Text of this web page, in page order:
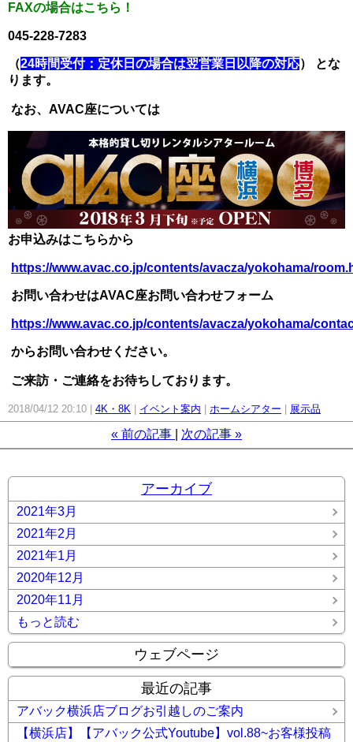
FAXの場合はこちら！
045-228-7283
（24時間受付：定休日の場合は翌営業日以降の対応） とな
ります。
なお、AVAC座については
お申込みはこちらから
https://www.avac.co.jp/contents/avacza/yokohama/
お問い合わせはAVAC座お問い合わせフォーム
https://www.avac.co.jp/contents/avacza/yokohama/
からお問い合わせください。
ご来訪・ご連絡をお待ちしております。
2018/04/12 20:10 4K・8K イベント案内 ホームシアター 展示品
« 前の記事 次の記事 »
アーカイブ
2021年3月
2021年2月
2021年1月
2020年12月
2020年11月
もっと読む
ウェブページ
最近の記事
アバック横浜店ブログお引越しのご案内
【横浜店】【アバック公式Youtube】vol.88~お客様投稿